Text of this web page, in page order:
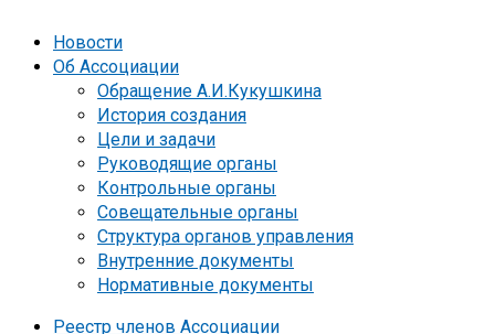
Новости
Об Ассоциации
Обращение А.И.Кукушкина
История создания
Цели и задачи
Руководящие органы
Контрольные органы
Совещательные органы
Структура органов управления
Внутренние документы
Нормативные документы
Реестр членов Ассоциации